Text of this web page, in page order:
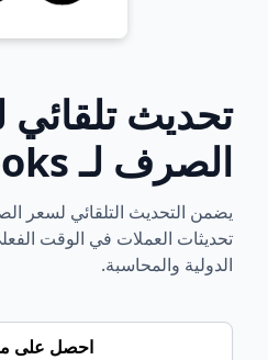
تحديث تلقائي
الصرف لـ Zoho Books
تحديثات العملات في الوقت
الدولية والمحاسبة.
احصل على